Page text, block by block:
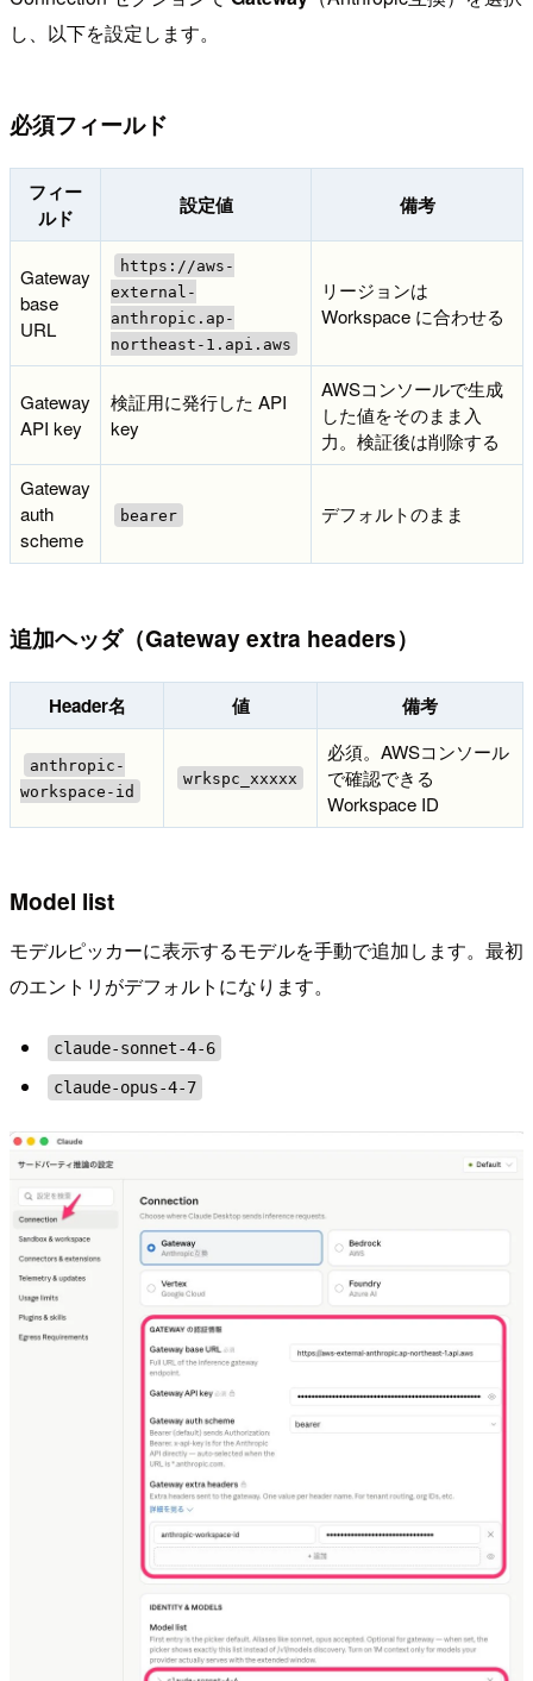
し、以下を設定します。
必須フィールド
フィー
ルド
設定値 備考
Gateway
base
URL
https://aws-
external-
anthropic.ap-
northeast-1.api.aws
リージョンは
Workspace に合わせる
Gateway
API key
検証用に発行した API
key
AWSコンソールで生成
した値をそのまま入
力。検証後は削除する
Gateway
auth
scheme
bearer デフォルトのまま
追加ヘッダ（Gateway extra headers）
Header名 値 備考
anthropic-
workspace-id
wrkspc_xxxxx
必須。AWSコンソール
で確認できる
Workspace ID
Model list
モデルピッカーに表示するモデルを手動で追加します。最初
のエントリがデフォルトになります。
claude-sonnet-4-6
claude-opus-4-7